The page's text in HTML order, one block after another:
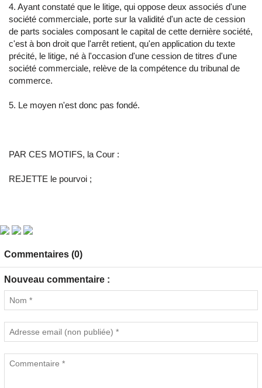
4. Ayant constaté que le litige, qui oppose deux associés d'une
société commerciale, porte sur la validité d'un acte de cession
de parts sociales composant le capital de cette dernière société,
c'est à bon droit que l'arrêt retient, qu'en application du texte
précité, le litige, né à l'occasion d'une cession de titres d'une
société commerciale, relève de la compétence du tribunal de
commerce.
5. Le moyen n'est donc pas fondé.
PAR CES MOTIFS, la Cour :
REJETTE le pourvoi ;
Commentaires (0)
Nouveau commentaire :